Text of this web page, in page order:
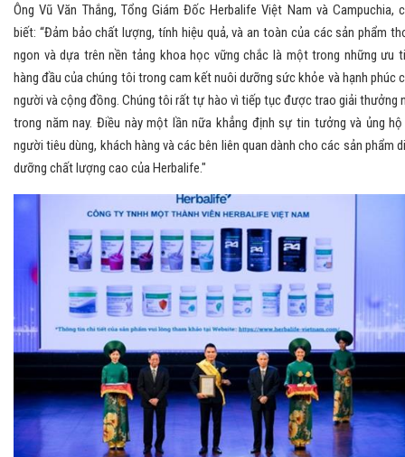
Ông Vũ Văn Thắng, Tổng Giám Đốc Herbalife Việt Nam và Campuchia,
biết: “Đảm bảo chất lượng, tính hiệu quả, và an toàn của các sản phẩm
ngon và dựa trên nền tảng khoa học vững chắc là một trong những ưu
hàng đầu của chúng tôi trong cam kết nuôi dưỡng sức khỏe và hạnh phúc
người và cộng đồng. Chúng tôi rất tự hào vì tiếp tục được trao giải thưởng
trong năm nay. Điều này một lần nữa khẳng định sự tin tưởng và ủng
người tiêu dùng, khách hàng và các bên liên quan dành cho các sản phẩm
dưỡng chất lượng cao của Herbalife."